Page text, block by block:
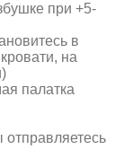
при +5-
в
на
палатка
отправляетесь